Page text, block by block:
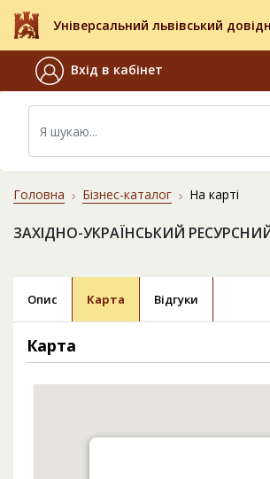
Універсальний львівський
Вхід в кабінет
Головна Бізнес-каталог На карті
ЗАХІДНО-УКРАЇНСЬКИЙ
Опис Карта Відгуки
Карта